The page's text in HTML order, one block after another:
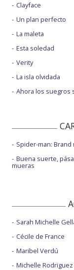
Clayface
Un plan perfecto
La maleta
Esta soledad
Verity
La isla olvidada
Ahora los suegros
Spider-man: Brand
Buena suerte,
mueras
Sarah Michelle
Cécile de France
Maribel Verdú
Michelle Rodriguez